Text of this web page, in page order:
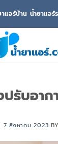
แอร์บ้าน น้ำยาแอ
ปรับอาก
7 สิงหาคม 2023